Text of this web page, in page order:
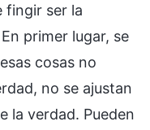
fingir ser la
primer lugar, se
cosas no
no se ajustan
la verdad. Pueden